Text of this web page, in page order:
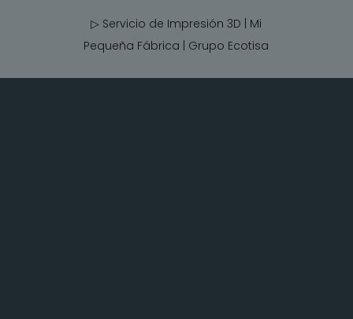
▷ Servicio de Impresión 3D | Mi
Pequeña Fábrica | Grupo Ecotisa